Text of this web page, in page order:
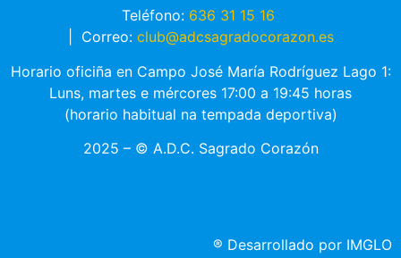
Teléfono: 636 31 15 16
Correo: club@adcsagradocorazon.es
Horario oficiña en Campo José María Rodríguez Lago 1:
Luns, martes e mércores 17:00 a 19:45 horas
(horario habitual na tempada deportiva)
2025 – © A.D.C. Sagrado Corazón
® Desarrollado por IMGLO